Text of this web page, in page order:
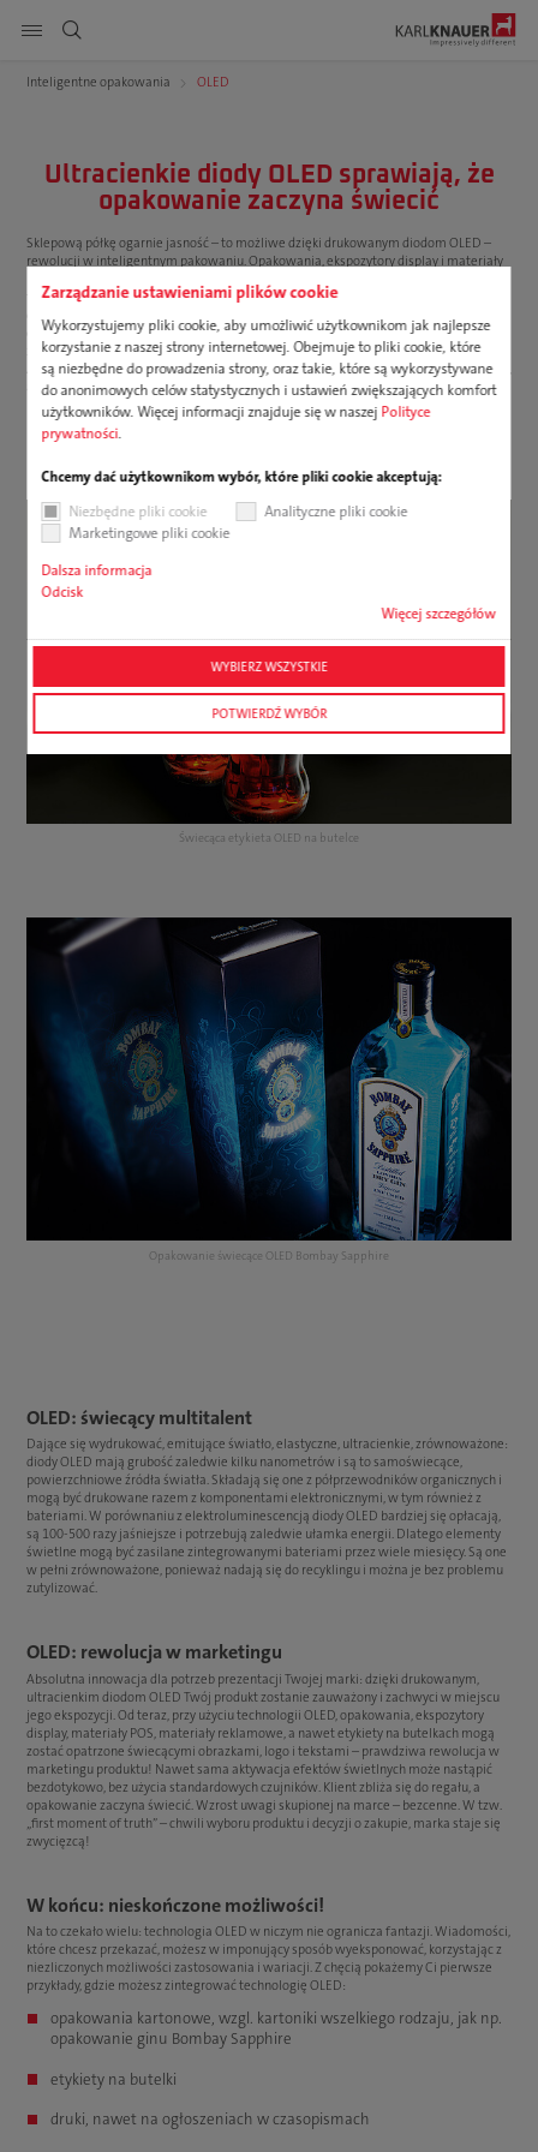
Zarządzanie ustawieniami plików cookie
Wykorzystujemy pliki cookie, aby umożliwić użytkownikom jak najlepsze
korzystanie z naszej strony internetowej. Obejmuje to pliki cookie, które
są niezbędne do prowadzenia strony, oraz takie, które są wykorzystywane
do anonimowych celów statystycznych i ustawień zwiększających komfort
użytkowników. Więcej informacji znajduje się w naszej Polityce
prywatności.
Chcemy dać użytkownikom wybór, które pliki cookie akceptują:
Niezbędne pliki cookie
Analityczne pliki cookie
Marketingowe pliki cookie
Dalsza informacja
Odcisk
Więcej szczegółów
WYBIERZ WSZYSTKIE
POTWIERDŹ WYBÓR
Pokaż nawigację strony
Usługi
Zrównoważony rozwój
Kariera
Firma
Do pobrania
Inteligentne opakowania OLED
Ultracienkie diody OLED sprawiają, że
opakowanie zaczyna świecić
Sklepową półkę ogarnie jasność – to możliwe dzięki drukowanym diodom OLED –
rewolucji w inteligentnym pakowaniu. Opakowania, ekspozytory display i materiały
tekstami, a w przyszłości nawet animacjami. Drukowane, elastyczne i organiczne
diody świetlne są ultracienkie, samoświecące i składają się z półprzewodników
organicznych. Diody OLED świecą niezasilane energią przez wiele tygodni dzięki
zintegrowanym, np. drukowanym bateriom lub elementom fotowoltaicznym.
Aktywacja efektu świetlnego może nastąpić bezdotykowo: klient zbliża się do regału,
a opakowanie zaczyna świecić.
Świecąca etykieta OLED na butelce
Opakowanie świecące OLED Bombay Sapphire
OLED: świecący multitalent
Dające się wydrukować, emitujące światło, elastyczne, ultracienkie, zrównoważone:
diody OLED mają grubość zaledwie kilku nanometrów i są to samoświecące,
powierzchniowe źródła światła. Składają się one z półprzewodników organicznych i
mogą być drukowane razem z komponentami elektronicznymi, w tym również z
bateriami. W porównaniu z elektroluminescencją diody OLED bardziej się opłacają,
są 100-500 razy jaśniejsze i potrzebują zaledwie ułamka energii. Dlatego elementy
świetlne mogą być zasilane zintegrowanymi bateriami przez wiele miesięcy. Są one
w pełni zrównoważone, ponieważ nadają się do recyklingu i można je bez problemu
zutylizować.
OLED: rewolucja w marketingu
Absolutna innowacja dla potrzeb prezentacji Twojej marki: dzięki drukowanym,
ultracienkim diodom OLED Twój produkt zostanie zauważony i zachwyci w miejscu
jego ekspozycji. Od teraz, przy użyciu technologii OLED, opakowania, ekspozytory
display, materiały POS, materiały reklamowe, a nawet etykiety na butelkach mogą
zostać opatrzone świecącymi obrazkami, logo i tekstami – prawdziwa rewolucja w
marketingu produktu! Nawet sama aktywacja efektów świetlnych może nastąpić
bezdotykowo, bez użycia standardowych czujników. Klient zbliża się do regału, a
opakowanie zaczyna świecić. Wzrost uwagi skupionej na marce – bezcenne. W tzw.
„first moment of truth” – chwili wyboru produktu i decyzji o zakupie, marka staje się
zwycięzcą!
W końcu: nieskończone możliwości!
Na to czekało wielu: technologia OLED w niczym nie ogranicza fantazji. Wiadomości,
które chcesz przekazać, możesz w imponujący sposób wyeksponować, korzystając z
niezliczonych możliwości zastosowania i wariacji. Z chęcią pokażemy Ci pierwsze
przykłady, gdzie możesz zintegrować technologię OLED:
opakowania kartonowe, wzgl. kartoniki wszelkiego rodzaju, jak np.
opakowanie ginu Bombay Sapphire
etykiety na butelki
druki, nawet na ogłoszeniach w czasopismach